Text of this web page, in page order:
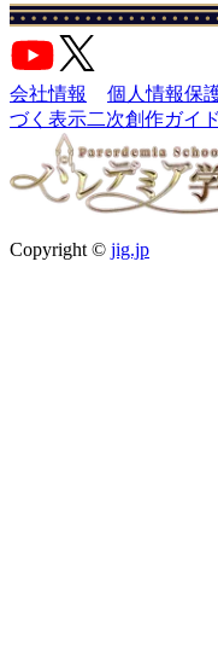
会社情報 個人情報保
づく表示二次創作ガイ
Copyright © jig.jp